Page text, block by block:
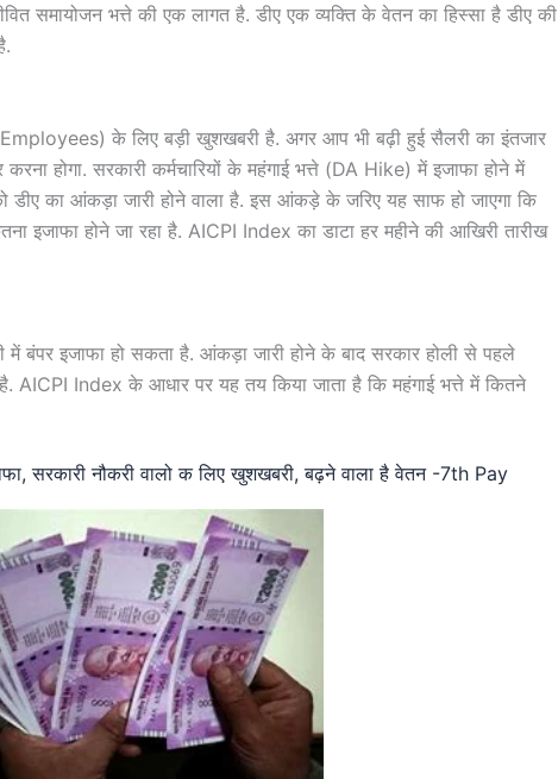
समायोजन भत्ते की एक लागत है. डीए एक व्यक्ति के वेतन का हिस्सा है डीए की
के लिए बड़ी खुशखबरी है. अगर आप भी बढ़ी हुई सैलरी का इंतजार
होगा. सरकारी कर्मचारियों के महंगाई भत्ते (DA Hike) में इजाफा होने में
डीए का आंकड़ा जारी होने वाला है. इस आंकड़े के जरिए यह साफ हो जाएगा कि
इजाफा होने जा रहा है. AICPI Index का डाटा हर महीने की आखिरी तारीख
में बंपर इजाफा हो सकता है. आंकड़ा जारी होने के बाद सरकार होली से पहले
AICPI Index के आधार पर यह तय किया जाता है कि महंगाई भत्ते में कितने
सरकारी नौकरी वालो क लिए खुशखबरी, बढ़ने वाला है वेतन -7th Pay